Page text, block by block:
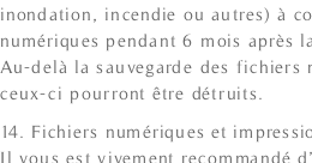
inondation, incendie ou autres) à
numériques pendant 6 mois après
Au-delà la sauvegarde des fichiers
ceux-ci pourront être détruits.
14. Fichiers numériques et
Il vous est vivement recommandé